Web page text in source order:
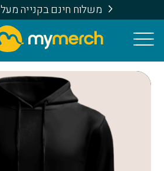
משלוח חינם בקנייה מעל 250 ש״ח